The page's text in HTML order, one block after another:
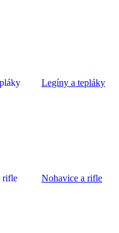
Legíny a tepláky
Nohavice a rifle